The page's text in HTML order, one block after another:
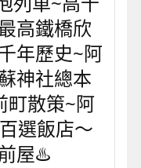
高鐵橋欣
年歷史~阿
神社總本
散策~阿
選飯店～
屋♨️